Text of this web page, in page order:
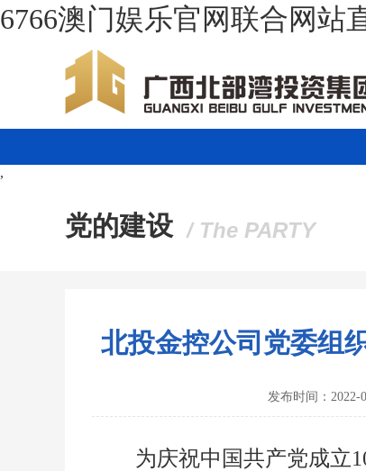
6766澳门娱乐官网联合网站
,
党的建设 / The PARTY
北投金控公司党委组
发布时间：2022-
为庆祝中国共产党成立